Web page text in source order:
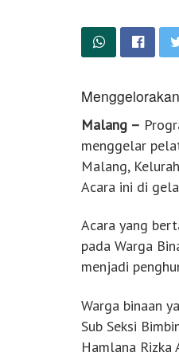
Malang –
menggelar
Malang,
Acara ini di
Acara yang
pada Warga
menjadi
Warga binaan
Sub Seksi
Hamlana Rizka